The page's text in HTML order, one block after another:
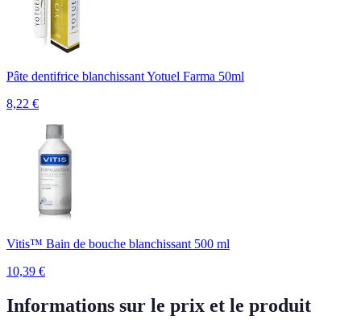
Pâte dentifrice blanchissant Yotuel Farma 50ml
8,22 €
Vitis™ Bain de bouche blanchissant 500 ml
10,39 €
Informations sur le prix et le produit